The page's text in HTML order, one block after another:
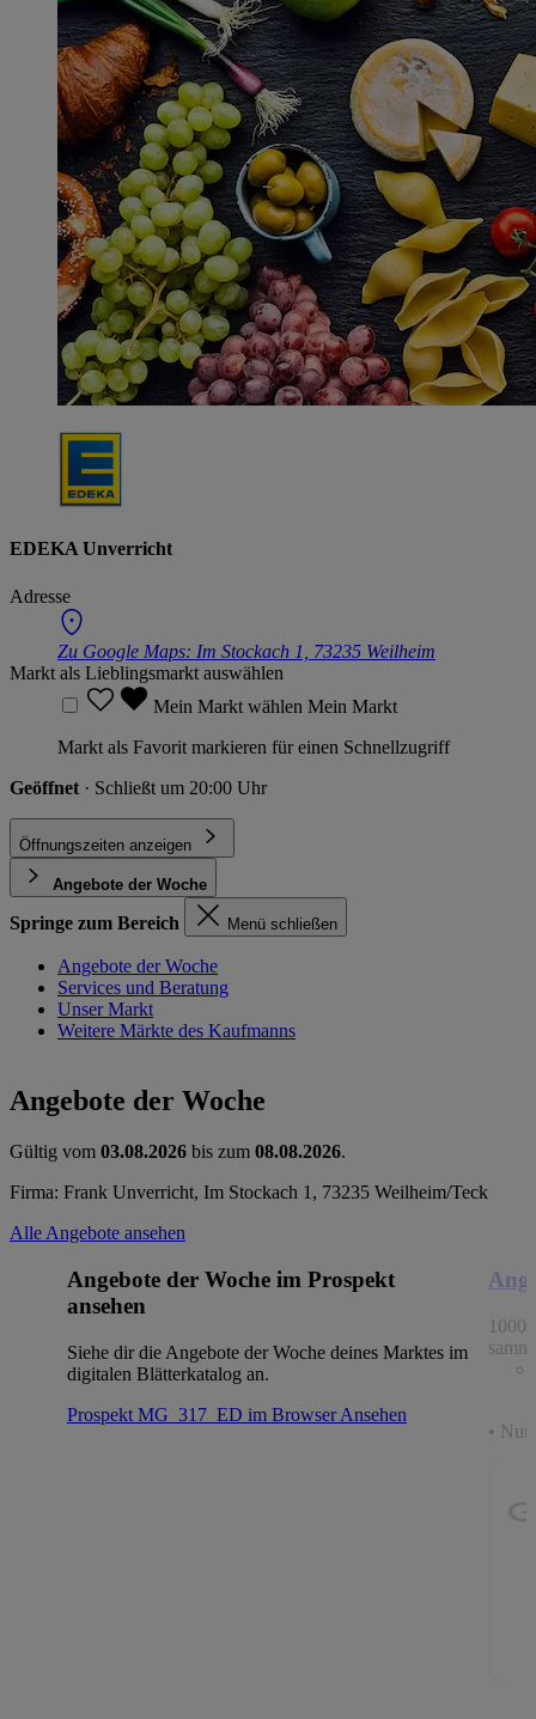
EDEKA Unverricht
Adresse
Zu Google Maps: Im Stockach 1, 73235 Weilheim
Markt als Lieblingsmarkt auswählen
Mein Markt wählen Mein Markt
Markt als Favorit markieren für einen Schnellzugriff
Geöffnet · Schließt um 20:00 Uhr
Öffnungszeiten anzeigen
Angebote der Woche
Springe zum Bereich Menü schließen
Angebote der Woche
Services und Beratung
Unser Markt
Weitere Märkte des Kaufmanns
Angebote der Woche
Gültig vom 03.08.2026 bis zum 08.08.2026.
Firma: Frank Unverricht, Im Stockach 1, 73235 Weilheim/Teck
Alle Angebote ansehen
Angebote der Woche im Prospekt
ansehen
Siehe dir die Angebote der Woche deines Marktes im
digitalen Blätterkatalog an.
Prospekt MG_317_ED im BrowserAnsehen
1000
• Nur